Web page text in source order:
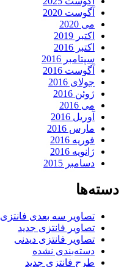
آگوست 2020
می 2020
اکتبر 2019
اکتبر 2016
سپتامبر 2016
آگوست 2016
جولای 2016
ژوئن 2016
می 2016
آوریل 2016
مارس 2016
فوریه 2016
ژانویه 2016
دسامبر 2015
دسته‌ها
تصاویر سه بعدی فانتزی
تصاویر فانتزی جدید
تصاویر فانتزی دیدنی
دسته‌بندی نشده
طرح فانتزی جدید